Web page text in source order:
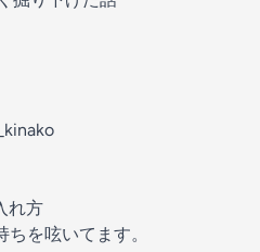
れ方
を呟いてます。